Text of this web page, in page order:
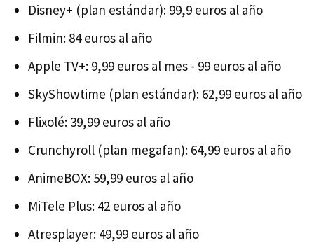
Disney+ (plan estándar): 99,9 euros al año
Filmin: 84 euros al año
Apple TV+: 9,99 euros al mes - 99 euros al año
SkyShowtime (plan estándar): 62,99 euros al año
Flixolé: 39,99 euros al año
Crunchyroll (plan megafan): 64,99 euros al año
AnimeBOX: 59,99 euros al año
MiTele Plus: 42 euros al año
Atresplayer: 49,99 euros al año